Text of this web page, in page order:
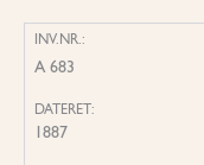
INV.NR.:
A 683
DATERET:
1887